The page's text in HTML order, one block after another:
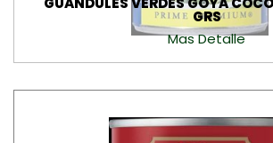
GRS
Mas Detalle